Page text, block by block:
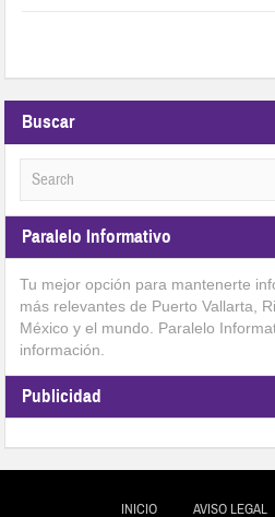
Buscar
Paralelo Informativo
Tu mejor opción para mantenerte
más relevantes de Puerto Vallarta,
México y el mundo. Paralelo
información.
Publicidad
INICIO AVISO LEGAL